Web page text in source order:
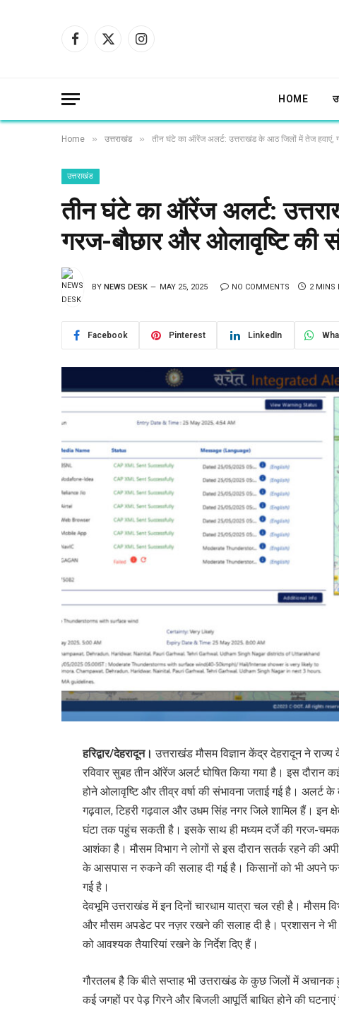
Facebook
X
Instagram
HOME
Home » उत्तराखंड » तीन घंटे का ऑरेंज अलर्ट: उत्तराखंड के आठ जिलों में तेज हवाएं,
उत्तराखंड
तीन घंटे का ऑरेंज अलर्ट:
गरज-बौछार और ओलावृष्टि की
BY NEWS DESK MAY 25, 2025 NO COMMENTS 2 MINS
Facebook Pinterest LinkedIn
हरिद्वार/देहरादून।उत्तराखंड मौसम विज्ञान केंद्र देहरादून ने
रविवार सुबह तीन ऑरेंज अलर्ट घोषित किया गया है। इस
होने ओलावृष्टि और तीव्र वर्षा की संभावना जताई गई है। अलर्ट के
गढ़वाल, टिहरी गढ़वाल और उधम सिंह नगर जिले शामिल हैं। इन
घंटा तक पहुंच सकती है। इसके साथ ही मध्यम दर्जे की गरज-
आशंका है। मौसम विभाग ने लोगों से इस दौरान सतर्क रहने की
के आसपास न रुकने की सलाह दी गई है। किसानों को भी अपने
गई है।
देवभूमि उत्तराखंड में इन दिनों चारधाम यात्रा चल रही है। मौसम
और मौसम अपडेट पर नज़र रखने की सलाह दी है। प्रशासन ने भी
को आवश्यक तैयारियां रखने के निर्देश दिए हैं।
गौरतलब है कि बीते सप्ताह भी उत्तराखंड के कुछ जिलों में
कई जगहों पर पेड़ गिरने और बिजली आपूर्ति बाधित होने की